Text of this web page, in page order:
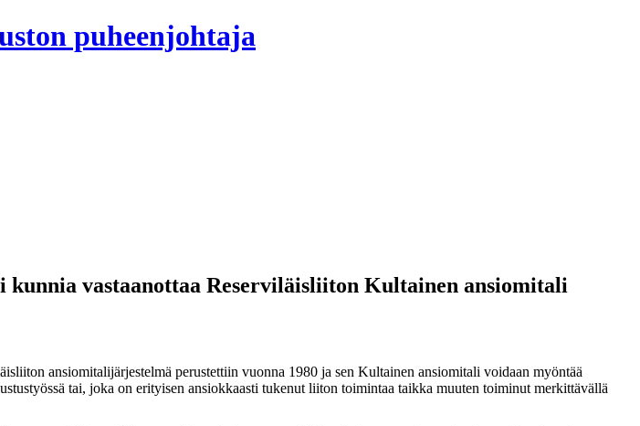
puheenjohtaja
kunnia vastaanottaa Reserviläisliiton Kultainen ansiomitali
ansiomitalijärjestelmä perustettiin vuonna 1980 ja sen Kultainen ansiomitali voidaan myöntää
tai, joka on erityisen ansiokkaasti tukenut liiton toimintaa taikka muuten toiminut merkittävällä